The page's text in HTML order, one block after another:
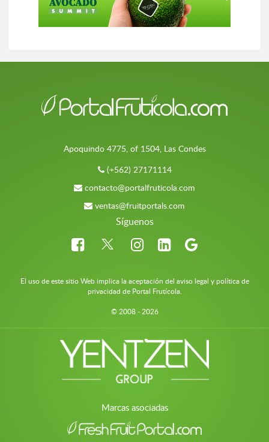
Apoquindo 4775, of 1504, Las Condes
(+562) 27171114
contacto@portalfruticola.com
ventas@fruitportals.com
Síguenos
El uso de este sitio Web implica la aceptación del aviso legal y política de
privacidad de Portal Frutícola.
© 2008 - 2026
Marcas asociadas